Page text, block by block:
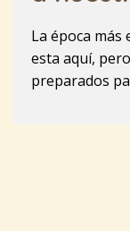
La época
esta aquí,
preparados